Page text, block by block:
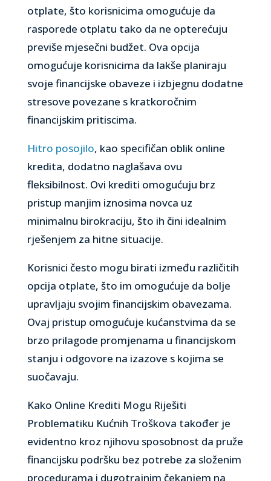
otplate, što korisnicima omogućuje da
rasporede otplatu tako da ne opterećuju
previše mjesečni budžet. Ova opcija
omogućuje korisnicima da lakše planiraju
svoje financijske obaveze i izbjegnu dodatne
stresove povezane s kratkoročnim
financijskim pritiscima.
Hitro posojilo, kao specifičan oblik online
kredita, dodatno naglašava ovu
fleksibilnost. Ovi krediti omogućuju brz
pristup manjim iznosima novca uz
minimalnu birokraciju, što ih čini idealnim
rješenjem za hitne situacije.
Korisnici često mogu birati između različitih
opcija otplate, što im omogućuje da bolje
upravljaju svojim financijskim obavezama.
Ovaj pristup omogućuje kućanstvima da se
brzo prilagode promjenama u financijskom
stanju i odgovore na izazove s kojima se
suočavaju.
Kako Online Krediti Mogu Riješiti
Problematiku Kućnih Troškova također je
evidentno kroz njihovu sposobnost da pruže
financijsku podršku bez potrebe za složenim
procedurama i dugotrajnim čekanjem na